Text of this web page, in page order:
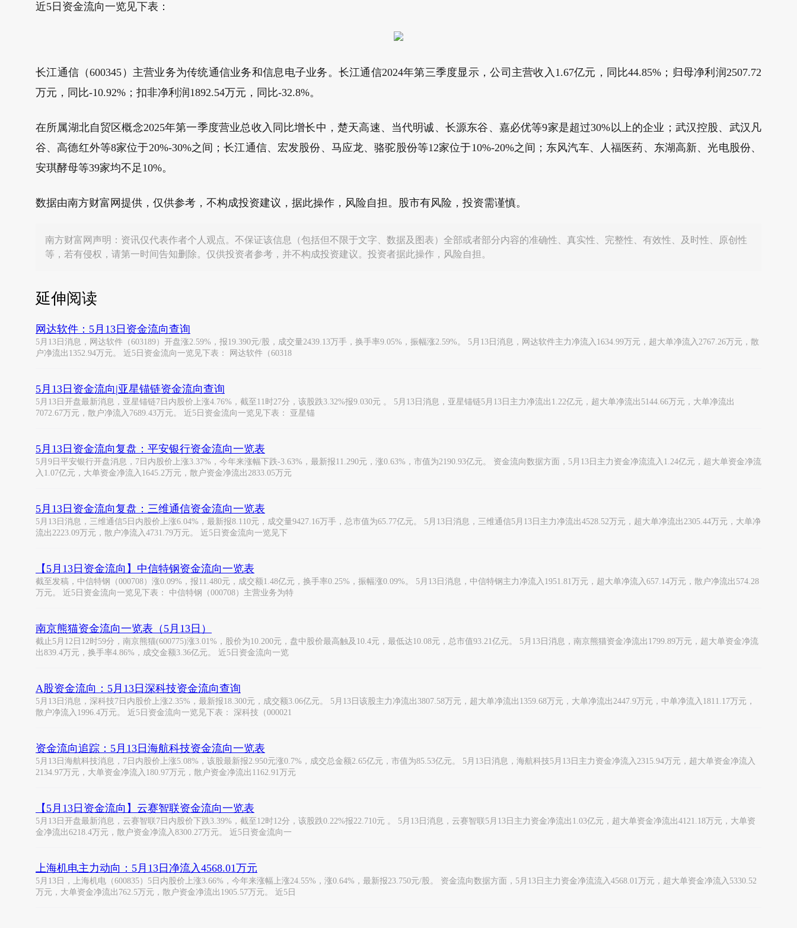
近5日资金流向一览见下表：
长江通信（600345）主营业务为传统通信业务和信息电子业务。长江通信2024年第三季度显示，公司主营收入1.67亿元，同比44.85%；归母净利润2507.72
万元，同比-10.92%；扣非净利润1892.54万元，同比-32.8%。
在所属湖北自贸区概念2025年第一季度营业总收入同比增长中，楚天高速、当代明诚、长源东谷、嘉必优等9家是超过30%以上的企业；武汉控股、武汉凡
谷、高德红外等8家位于20%-30%之间；长江通信、宏发股份、马应龙、骆驼股份等12家位于10%-20%之间；东风汽车、人福医药、东湖高新、光电股份、
安琪酵母等39家均不足10%。
数据由南方财富网提供，仅供参考，不构成投资建议，据此操作，风险自担。股市有风险，投资需谨慎。
南方财富网声明：资讯仅代表作者个人观点。不保证该信息（包括但不限于文字、数据及图表）全部或者部分内容的准确性、真实性、完整性、有效性、及时性、原创性
等，若有侵权，请第一时间告知删除。仅供投资者参考，并不构成投资建议。投资者据此操作，风险自担。
延伸阅读
网达软件：5月13日资金流向查询
5月13日消息，网达软件（603189）开盘涨2.59%，报19.390元/股，成交量2439.13万手，换手率9.05%，振幅涨2.59%。 5月13日消息，网达软件主力净流入1634.99万元，超大单净流入2767.26万元，散
户净流出1352.94万元。 近5日资金流向一览见下表： 网达软件（60318
5月13日资金流向|亚星锚链资金流向查询
5月13日开盘最新消息，亚星锚链7日内股价上涨4.76%，截至11时27分，该股跌3.32%报9.030元 。 5月13日消息，亚星锚链5月13日主力净流出1.22亿元，超大单净流出5144.66万元，大单净流出
7072.67万元，散户净流入7689.43万元。 近5日资金流向一览见下表： 亚星锚
5月13日资金流向复盘：平安银行资金流向一览表
5月9日平安银行开盘消息，7日内股价上涨3.37%，今年来涨幅下跌-3.63%，最新报11.290元，涨0.63%，市值为2190.93亿元。 资金流向数据方面，5月13日主力资金净流流入1.24亿元，超大单资金净流
入1.07亿元，大单资金净流入1645.2万元，散户资金净流出2833.05万元
5月13日资金流向复盘：三维通信资金流向一览表
5月13日消息，三维通信5日内股价上涨6.04%，最新报8.110元，成交量9427.16万手，总市值为65.77亿元。 5月13日消息，三维通信5月13日主力净流出4528.52万元，超大单净流出2305.44万元，大单净
流出2223.09万元，散户净流入4731.79万元。 近5日资金流向一览见下
【5月13日资金流向】中信特钢资金流向一览表
截至发稿，中信特钢（000708）涨0.09%，报11.480元，成交额1.48亿元，换手率0.25%，振幅涨0.09%。 5月13日消息，中信特钢主力净流入1951.81万元，超大单净流入657.14万元，散户净流出574.28
万元。 近5日资金流向一览见下表： 中信特钢（000708）主营业务为特
南京熊猫资金流向一览表（5月13日）
截止5月12日12时59分，南京熊猫(600775)涨3.01%，股价为10.200元，盘中股价最高触及10.4元，最低达10.08元，总市值93.21亿元。 5月13日消息，南京熊猫资金净流出1799.89万元，超大单资金净流
出839.4万元，换手率4.86%，成交金额3.36亿元。 近5日资金流向一览
A股资金流向：5月13日深科技资金流向查询
5月13日消息，深科技7日内股价上涨2.35%，最新报18.300元，成交额3.06亿元。 5月13日该股主力净流出3807.58万元，超大单净流出1359.68万元，大单净流出2447.9万元，中单净流入1811.17万元，
散户净流入1996.4万元。 近5日资金流向一览见下表： 深科技（000021
资金流向追踪：5月13日海航科技资金流向一览表
5月13日海航科技消息，7日内股价上涨5.08%，该股最新报2.950元涨0.7%，成交总金额2.65亿元，市值为85.53亿元。 5月13日消息，海航科技5月13日主力资金净流入2315.94万元，超大单资金净流入
2134.97万元，大单资金净流入180.97万元，散户资金净流出1162.91万元
【5月13日资金流向】云赛智联资金流向一览表
5月13日开盘最新消息，云赛智联7日内股价下跌3.39%，截至12时12分，该股跌0.22%报22.710元 。 5月13日消息，云赛智联5月13日主力资金净流出1.03亿元，超大单资金净流出4121.18万元，大单资
金净流出6218.4万元，散户资金净流入8300.27万元。 近5日资金流向一
上海机电主力动向：5月13日净流入4568.01万元
5月13日，上海机电（600835）5日内股价上涨3.66%，今年来涨幅上涨24.55%，涨0.64%，最新报23.750元/股。 资金流向数据方面，5月13日主力资金净流流入4568.01万元，超大单资金净流入5330.52
万元，大单资金净流出762.5万元，散户资金净流出1905.57万元。 近5日